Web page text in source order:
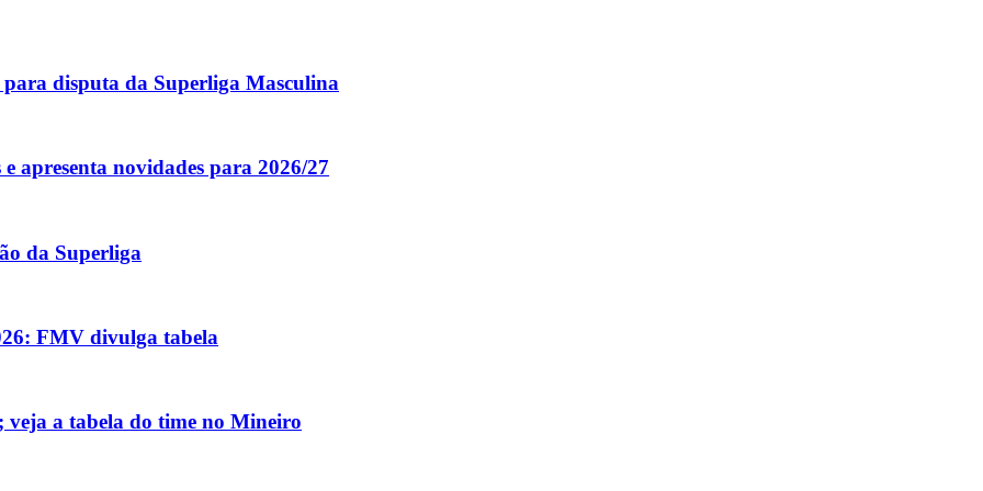
disputa da Superliga Masculina
apresenta novidades para 2026/27
da Superliga
FMV divulga tabela
veja a tabela do time no Mineiro